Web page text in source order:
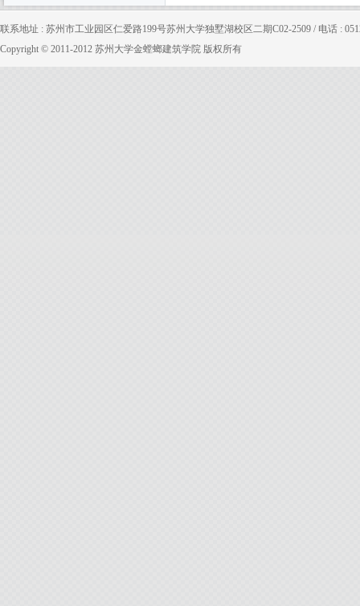
联系地址 : 苏州市工业园区仁爱路199号苏州大学独墅湖校区二期C02-2509 / 电话 :
Copyright © 2011-2012 苏州大学金螳螂建筑学院 版权所有